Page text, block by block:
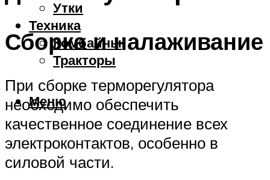
Утки
Техника
Комбайны
Тракторы
Меню
Сборка и налаживание
При сборке терморегулятора
необходимо обеспечить
качественное соединение всех
электроконтактов, особенно в
силовой части.